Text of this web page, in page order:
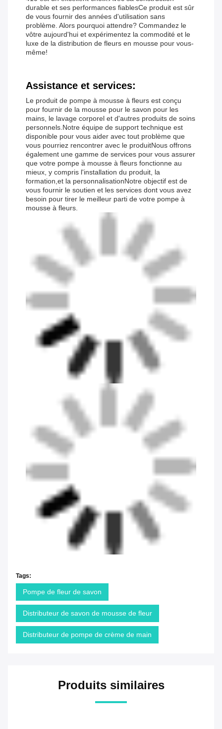
durable et ses performances fiablesCe produit est sûr
de vous fournir des années d'utilisation sans
problème. Alors pourquoi attendre? Commandez le
vôtre aujourd'hui et expérimentez la commodité et le
luxe de la distribution de fleurs en mousse pour vous-
même!
Assistance et services:
Le produit de pompe à mousse à fleurs est conçu
pour fournir de la mousse pour le savon pour les
mains, le lavage corporel et d'autres produits de soins
personnels.Notre équipe de support technique est
disponible pour vous aider avec tout problème que
vous pourriez rencontrer avec le produitNous offrons
également une gamme de services pour vous assurer
que votre pompe à mousse à fleurs fonctionne au
mieux, y compris l'installation du produit, la
formation,et la personnalisationNotre objectif est de
vous fournir le soutien et les services dont vous avez
besoin pour tirer le meilleur parti de votre pompe à
mousse à fleurs.
Tags:
Pompe de fleur de savon
Distributeur de savon de mousse de fleur
Distributeur de pompe de crème de main
Produits similaires